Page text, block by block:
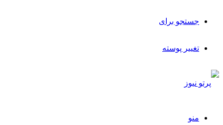
جستجو برای
تغییر پوسته
منو